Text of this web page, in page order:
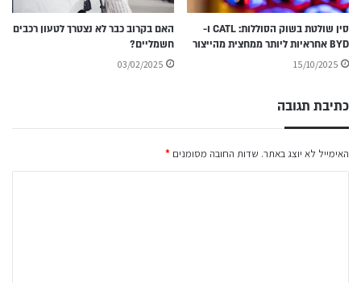
סין שולטת בשוק הסוללות: CATL ו-
BYD אחראיות ליותר ממחצית מהייצור
15/10/2025
האם בקרוב כבר לא נצטרך לטעון רכבים
חשמליים?
03/02/2025
כתיבת תגובה
האימייל לא יוצג באתר. שדות החובה מסומנים *